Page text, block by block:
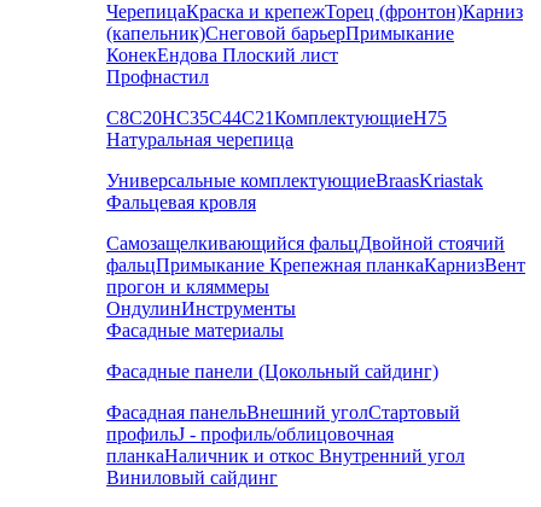
ЧерепицаКраска и крепежТорец (фронтон)Карниз
(капельник)Снеговой барьерПримыкание
КонекЕндова Плоский лист
Профнастил
С8С20НС35С44С21КомплектующиеН75
Натуральная черепица
Универсальные комплектующиеBraasKriastak
Фальцевая кровля
Самозащелкивающийся фальцДвойной стоячий
фальцПримыкание Крепежная планкаКарнизВент
прогон и кляммеры
ОндулинИнструменты
Фасадные материалы
Фасадные панели (Цокольный сайдинг)
Фасадная панельВнешний уголСтартовый
профильJ - профиль/облицовочная
планкаНаличник и откос Внутренний угол
Виниловый сайдинг